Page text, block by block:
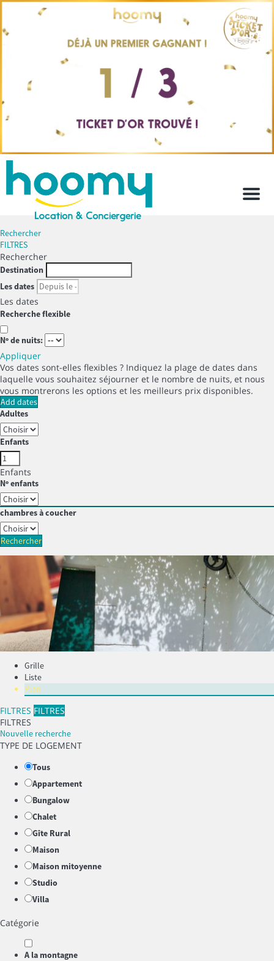
Menu
Rechercher
FILTRES
Rechercher
Destination
Les dates
Les dates
Recherche flexible
Nº de nuits:
Appliquer
Vos dates sont-elles flexibles ? Indiquez la plage de dates dans
laquelle vous souhaitez séjourner et le nombre de nuits, et nous
vous montrerons les options et les meilleurs prix disponibles.
Add dates
Adultes
Enfants
Enfants
Nº enfants
chambres à coucher
Rechercher
Grille
Liste
Plan
FILTRES FILTRES
FILTRES
Nouvelle recherche
TYPE DE LOGEMENT
Tous
Appartement
Bungalow
Chalet
Gîte Rural
Maison
Maison mitoyenne
Studio
Villa
Catégorie
A la montagne